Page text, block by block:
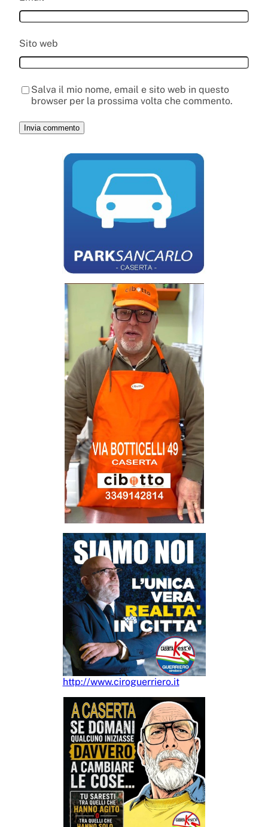
Sito web
Salva il mio nome, email e sito web in questo
browser per la prossima volta che commento.
http://www.ciroguerriero.it